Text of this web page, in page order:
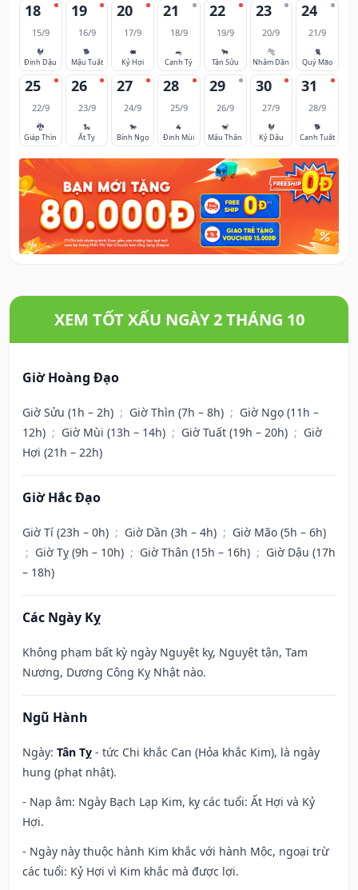
18
15/9
🐓
Đinh Dậu
19
16/9
🐕
Mậu Tuất
20
17/9
🐖
Kỷ Hợi
21
18/9
🐀
Canh Tý
22
19/9
🐂
Tân Sửu
23
20/9
🐅
Nhâm Dần
24
21/9
🐈
Quý Mão
25
22/9
🐉
Giáp Thìn
26
23/9
🐍
Ất Tỵ
27
24/9
🐎
Bính Ngọ
28
25/9
🐐
Đinh Mùi
29
26/9
🐒
Mậu Thân
30
27/9
🐓
Kỷ Dậu
31
28/9
🐕
Canh Tuất
XEM TỐT XẤU NGÀY 2 THÁNG 10
Giờ Hoàng Đạo
Giờ Sửu (1h – 2h) ; Giờ Thìn (7h – 8h) ; Giờ Ngọ (11h –
12h) ; Giờ Mùi (13h – 14h) ; Giờ Tuất (19h – 20h) ; Giờ
Hợi (21h – 22h)
Giờ Hắc Đạo
Giờ Tí (23h – 0h) ; Giờ Dần (3h – 4h) ; Giờ Mão (5h – 6h)
; Giờ Tỵ (9h – 10h) ; Giờ Thân (15h – 16h) ; Giờ Dậu (17h
– 18h)
Các Ngày Kỵ
Không phạm bất kỳ ngày Nguyệt kỵ, Nguyệt tận, Tam
Nương, Dương Công Kỵ Nhật nào.
Ngũ Hành
Ngày: Tân Tỵ - tức Chi khắc Can (Hỏa khắc Kim), là ngày
hung (phạt nhật).
- Nạp âm: Ngày Bạch Lạp Kim, kỵ các tuổi: Ất Hợi và Kỷ
Hợi.
- Ngày này thuộc hành Kim khắc với hành Mộc, ngoại trừ
các tuổi: Kỷ Hợi vì Kim khắc mà được lợi.